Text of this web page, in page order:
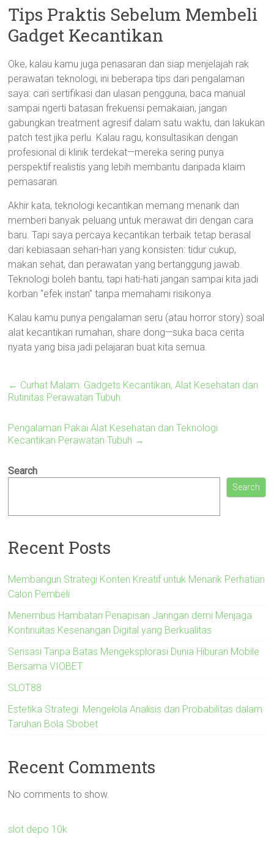
Tips Praktis Sebelum Membeli
Gadget Kecantikan
Oke, kalau kamu juga penasaran dan siap menjelajah rak
perawatan teknologi, ini beberapa tips dari pengalaman
saya: cari sertifikasi dan ulasan pengguna, baca manual
sampai ngerti batasan frekuensi pemakaian, jangan
gabungkan treatment agresif dalam satu waktu, dan lakukan
patch test jika perlu. Kalau ragu, konsultasikan dengan
profesional di klinik terdekat—mereka sering punya
perspektif realistis yang lebih membantu daripada klaim
pemasaran.
Akhir kata, teknologi kecantikan memang menarik dan
memberi banyak peluang untuk merawat diri dengan cara
baru. Tapi saya percaya kecantikan terbaik tetap berasal
dari kebiasaan sehari-hari yang konsisten: tidur cukup,
makan sehat, dan perawatan yang bertanggung jawab.
Teknologi boleh bantu, tapi hati-hati jangan sampai kita jadi
korban “efek instan” tanpa memahami risikonya.
Kalau kamu punya pengalaman seru (atau horror story) soal
alat kecantikan rumahan, share dong—suka baca cerita
nyata yang bisa jadi pelajaran buat kita semua.
← Curhat Malam: Gadgets Kecantikan, Alat Kesehatan dan
Rutinitas Perawatan Tubuh
Pengalaman Pakai Alat Kesehatan dan Teknologi
Kecantikan Perawatan Tubuh →
Search
Search
Recent Posts
Membangun Strategi Konten Kreatif untuk Menarik Perhatian
Calon Pembeli
Menembus Hambatan Penapisan Jaringan demi Menjaga
Kontinuitas Kesenangan Digital yang Berkualitas
Sensasi Tanpa Batas Mengeksplorasi Dunia Hiburan Mobile
Bersama VIOBET
SLOT88
Estetika Strategi: Mengelola Analisis dan Probabilitas dalam
Taruhan Bola Sbobet
Recent Comments
No comments to show.
slot depo 10k